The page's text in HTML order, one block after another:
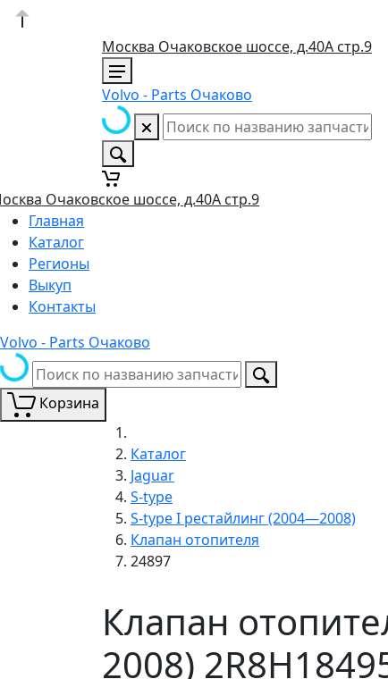
Москва Очаковское шоссе, д.40А стр.9
Volvo - Parts Очаково
Очаковское шоссе, д.40А стр.9
Главная
Каталог
Регионы
Выкуп
Контакты
Volvo - Parts Очаково
Корзина
Каталог
Jaguar
S-type
S-type I рестайлинг (2004—2008)
Клапан отопителя
24897
Клапан
2008)